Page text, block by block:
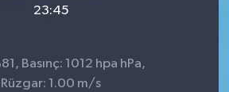
23:45
Basınç: 1012 hpa hPa,
Rüzgar: 1.00 m/s